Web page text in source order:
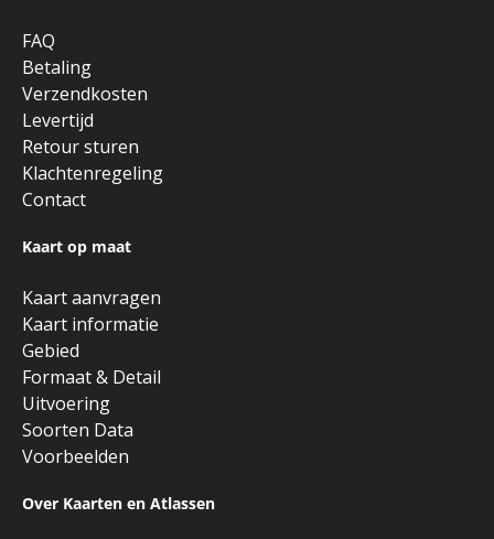
FAQ
Betaling
Verzendkosten
Levertijd
Retour sturen
Klachtenregeling
Contact
Kaart op maat
Kaart aanvragen
Kaart informatie
Gebied
Formaat & Detail
Uitvoering
Soorten Data
Voorbeelden
Over Kaarten en Atlassen